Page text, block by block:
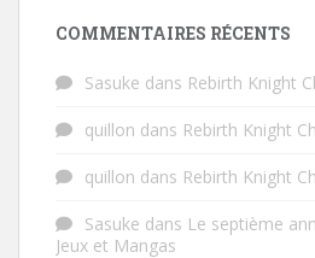
COMMENTAIRES RÉCENTS
Sasuke dans Rebirth Knight
quillon dans Rebirth Knight
quillon dans Rebirth Knight
Sasuke dans Le septième
Jeux et Mangas